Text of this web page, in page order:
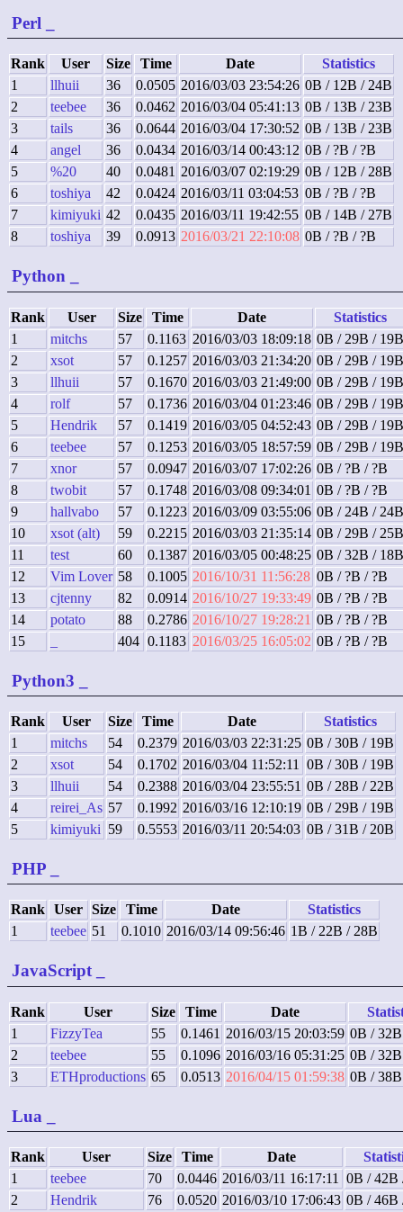
Perl
Rank User Size Time Date
Statistics
1
llhuii 36 0.0505 2016/03/03 23:54:26 0B / 12B / 24B
2
teebee 36 0.0462 2016/03/04 05:41:13 0B / 13B / 23B
3
tails 36 0.0644 2016/03/04 17:30:52 0B / 13B / 23B
4
angel 36 0.0434 2016/03/14 00:43:12 0B / ?B / ?B
5
%20 40 0.0481 2016/03/07 02:19:29 0B / 12B / 28B
6
toshiya 42 0.0424 2016/03/11 03:04:53 0B / ?B / ?B
7
kimiyuki 42 0.0435 2016/03/11 19:42:55 0B / 14B / 27B
8
toshiya 39 0.0913 2016/03/21 22:10:08 0B / ?B / ?B
Python
Rank User Size Time Date
Statistics
1
mitchs 57 0.1163 2016/03/03 18:09:18 0B / 29B / 19B
2
xsot 57 0.1257 2016/03/03 21:34:20 0B / 29B / 19B
3
llhuii 57 0.1670 2016/03/03 21:49:00 0B / 29B / 19B
4
rolf 57 0.1736 2016/03/04 01:23:46 0B / 29B / 19B
5
Hendrik 57 0.1419 2016/03/05 04:52:43 0B / 29B / 19B
6
teebee 57 0.1253 2016/03/05 18:57:59 0B / 29B / 19B
7
xnor 57 0.0947 2016/03/07 17:02:26 0B / ?B / ?B
8
twobit 57 0.1748 2016/03/08 09:34:01 0B / ?B / ?B
9
hallvabo 57 0.1223 2016/03/09 03:55:06 0B / 24B / 24B
10
xsot (alt) 59 0.2215 2016/03/03 21:35:14 0B / 29B / 25B
11
test 60 0.1387 2016/03/05 00:48:25 0B / 32B / 18B
12
Vim Lover 58 0.1005 2016/10/31 11:56:28 0B / ?B / ?B
13
cjtenny 82 0.0914 2016/10/27 19:33:49 0B / ?B / ?B
14
potato 88 0.2786 2016/10/27 19:28:21 0B / ?B / ?B
15
404 0.1183 2016/03/25 16:05:02 0B / ?B / ?B
Python3
Rank User Size Time Date
Statistics
1
mitchs 54 0.2379 2016/03/03 22:31:25 0B / 30B / 19B
2
xsot 54 0.1702 2016/03/04 11:52:11
0B / 30B / 19B
3
llhuii 54 0.2388 2016/03/04 23:55:51 0B / 28B / 22B
4
reirei_As 57 0.1992 2016/03/16 12:10:19 0B / 29B / 19B
5
kimiyuki 59 0.5553 2016/03/11 20:54:03 0B / 31B / 20B
PHP
Rank User Size Time Date
Statistics
1
teebee 51 0.1010 2016/03/14 09:56:46 1B / 22B / 28B
JavaScript
Rank User Size Time Date
1
FizzyTea 55 0.1461 2016/03/15 20:03:59 0B /
2
teebee 55 0.1096 2016/03/16 05:31:25 0B /
3
ETHproductions 65 0.0513 2016/04/15 01:59:38 0B /
Lua
Rank User Size Time Date
1
teebee 70 0.0446 2016/03/11 16:17:11
0B / 42B
2
Hendrik 76 0.0520 2016/03/10 17:06:43 0B / 46B